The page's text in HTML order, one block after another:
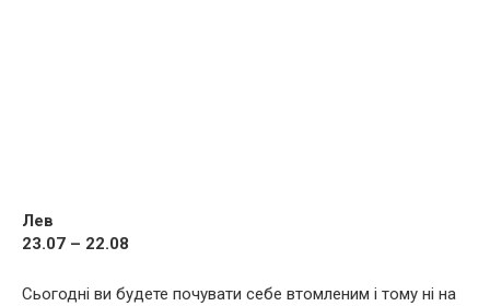
Лев
23.07 – 22.08
Сьогодні ви будете почувати себе втомленим і тому ні на